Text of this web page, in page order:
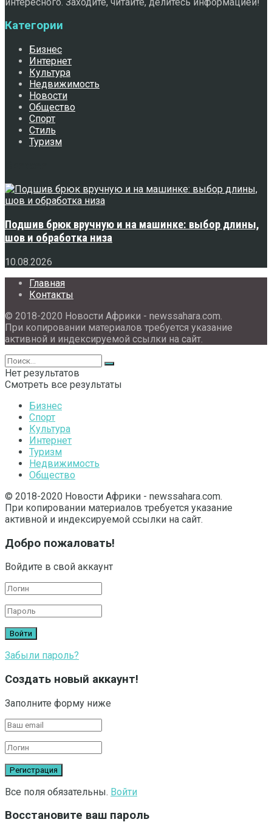
Категории
Бизнес
Интернет
Культура
Недвижимость
Новости
Общество
Спорт
Стиль
Туризм
Подшив брюк вручную и на машинке: выбор длины,
шов и обработка низа
10.08.2026
Главная
Контакты
© 2018-2020 Новости Африки - newssahara.com.
При копировании материалов требуется указание
активной и индексируемой ссылки на сайт.
Нет результатов
Смотреть все результаты
Бизнес
Спорт
Культура
Интернет
Туризм
Недвижимость
Общество
© 2018-2020 Новости Африки - newssahara.com.
При копировании материалов требуется указание
активной и индексируемой ссылки на сайт.
Добро пожаловать!
Войдите в свой аккаунт
Забыли пароль?
Создать новый аккаунт!
Заполните форму ниже
Все поля обязательны. Войти
Восстановите ваш пароль